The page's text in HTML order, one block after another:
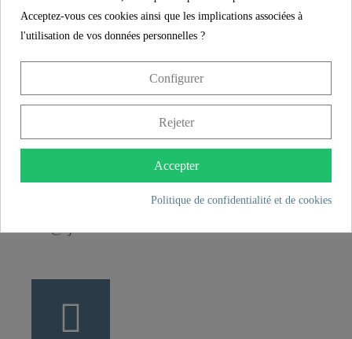
5,2 cm
CONTACT
Franz Joseph Schütte GmbH
49134 Wallenhorst
info@fjschuette.com
Acceptez-vous ces cookies ainsi que les implications associées à
l'utilisation de vos données personnelles ?
Configurer
Rejeter
Accepter
Politique de confidentialité et de cookies